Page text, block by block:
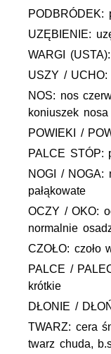
PODBRÓDEK:
UZĘBIENIE:
WARGI
USZY /
NOS: nos
koniuszek
POWIEKI /
PALCE STÓP:
NOGI / NOGA:
pałąkowate
OCZY / OKO:
normalnie
CZOŁO: czoło
PALCE /
krótkie
DŁONIE /
TWARZ: cera
twarz chuda,